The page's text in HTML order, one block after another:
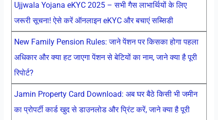
Ujjwala Yojana eKYC 2025 – सभी गैस लाभार्थियों के लिए
जरूरी सूचना! ऐसे करें ऑनलाइन eKYC और बचाएं सब्सिडी
New Family Pension Rules: जाने पेंशन पर किसका होगा पहला
अधिकार और क्या हट जाएगा पेंशन से बेटियों का नाम, जाने क्या है पूरी
रिपोर्ट?
Jamin Property Card Download: अब घर बैठे किसी भी जमीन
का प्रोपर्टी कार्ड खुद से डाउनलोड और प्रिंट करें, जाने क्या है पूरी